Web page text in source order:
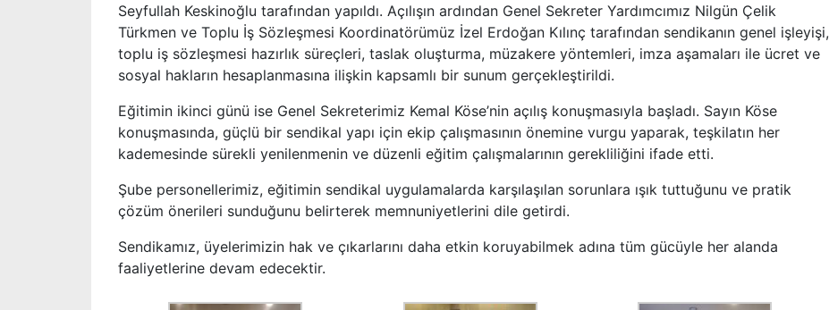
Seyfullah Keskinoğlu tarafından yapıldı. Açılışın ardından Genel Sekreter Yardımcımız Nilgün Çelik
Türkmen ve Toplu İş Sözleşmesi Koordinatörümüz İzel Erdoğan Kılınç tarafından sendikanın genel işleyişi,
toplu iş sözleşmesi hazırlık süreçleri, taslak oluşturma, müzakere yöntemleri, imza aşamaları ile ücret ve
sosyal hakların hesaplanmasına ilişkin kapsamlı bir sunum gerçekleştirildi.
Eğitimin ikinci günü ise Genel Sekreterimiz Kemal Köse’nin açılış konuşmasıyla başladı. Sayın Köse
konuşmasında, güçlü bir sendikal yapı için ekip çalışmasının önemine vurgu yaparak, teşkilatın her
kademesinde sürekli yenilenmenin ve düzenli eğitim çalışmalarının gerekliliğini ifade etti.
Şube personellerimiz, eğitimin sendikal uygulamalarda karşılaşılan sorunlara ışık tuttuğunu ve pratik
çözüm önerileri sunduğunu belirterek memnuniyetlerini dile getirdi.
Sendikamız, üyelerimizin hak ve çıkarlarını daha etkin koruyabilmek adına tüm gücüyle her alanda
faaliyetlerine devam edecektir.